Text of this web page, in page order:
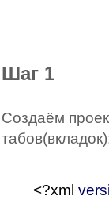
Шаг 1
Создаём
<?xml